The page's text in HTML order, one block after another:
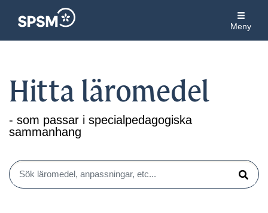
Meny
Hitta läromedel
- som passar i specialpedagogiska
sammanhang
Sök läromedel, anpassningar, etc...
Sök